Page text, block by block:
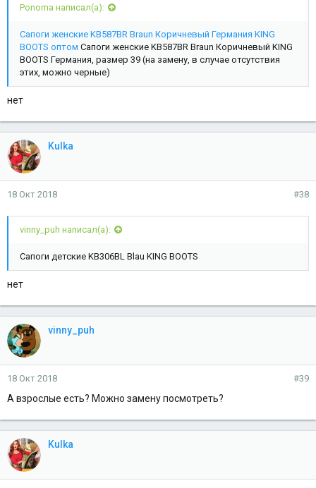
Ponoma написал(а):
Сапоги женские KB587BR Braun Коричневый Германия KING
BOOTS оптом Сапоги женские KB587BR Braun Коричневый KING
BOOTS Германия, размер 39 (на замену, в случае отсутствия
этих, можно черные)
нет
Kulka
18 Окт 2018 #38
vinny_puh написал(а):
Сапоги детские KB306BL Blau KING BOOTS
нет
vinny_puh
18 Окт 2018 #39
А взрослые есть? Можно замену посмотреть?
Kulka